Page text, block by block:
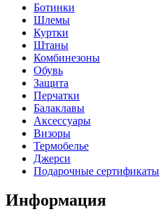
Ботинки
Шлемы
Куртки
Штаны
Комбинезоны
Обувь
Защита
Перчатки
Балаклавы
Аксессуары
Визоры
Термобелье
Джерси
Подарочные сертификаты
Информация